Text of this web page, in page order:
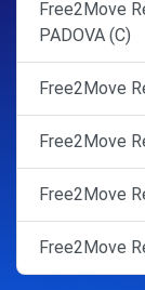
Free2Move
PADOVA (C)
Free2Move
Free2Move
Free2Move
Free2Move